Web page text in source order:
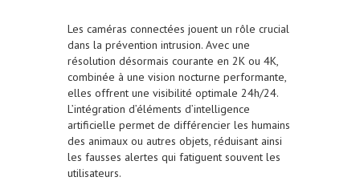
Les caméras connectées jouent un rôle crucial
dans la prévention intrusion. Avec une
résolution désormais courante en 2K ou 4K,
combinée à une vision nocturne performante,
elles offrent une visibilité optimale 24h/24.
L’intégration d’éléments d’intelligence
artificielle permet de différencier les humains
des animaux ou autres objets, réduisant ainsi
les fausses alertes qui fatiguent souvent les
utilisateurs.